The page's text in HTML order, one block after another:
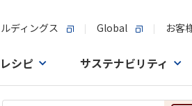
ディングス Global お客
シピ サステナビリティ